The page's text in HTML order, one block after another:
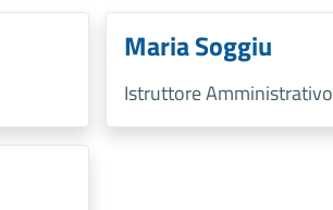
Maria Soggiu
Istruttore Amministrativo